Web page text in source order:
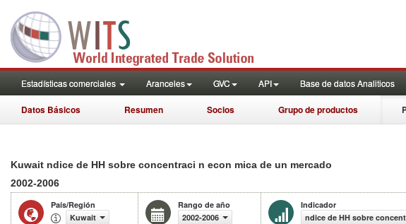
Estadísticas comerciales Aranceles GVC API Base de datos Analiticos
Datos Básicos Resumen Socios Grupo de productos
Kuwait ndice de HH sobre concentraci n econ mica de un mercado
2002-2006
País/Región
Kuwait
Rango de año
2002-2006
Indicador
ndice de HH sobre